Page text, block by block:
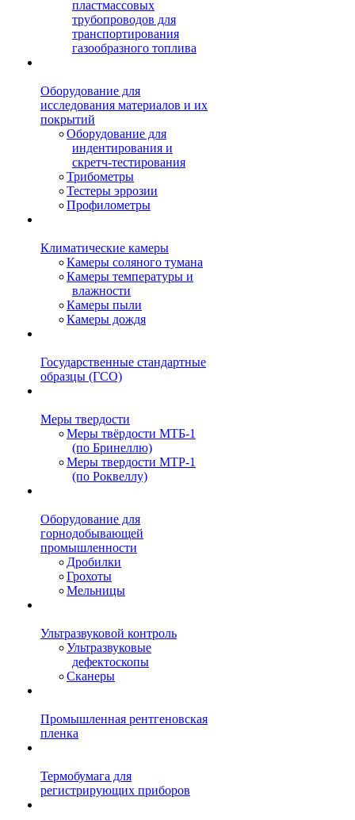
пластмассовых
трубопроводов для
транспортирования
газообразного топлива
Оборудование для
исследования материалов и их
покрытий
Оборудование для
индентирования и
скретч-тестирования
Трибометры
Тестеры эррозии
Профилометры
Климатические камеры
Камеры соляного тумана
Камеры температуры и
влажности
Камеры пыли
Камеры дождя
Государственные стандартные
образцы (ГСО)
Меры твердости
Меры твёрдости МТБ-1
(по Бринеллю)
Меры твердости МТР-1
(по Роквеллу)
Оборудование для
горнодобывающей
промышленности
Дробилки
Грохоты
Мельницы
Ультразвуковой контроль
Ультразвуковые
дефектоскопы
Сканеры
Промышленная рентгеновская
пленка
Термобумага для
регистрирующих приборов